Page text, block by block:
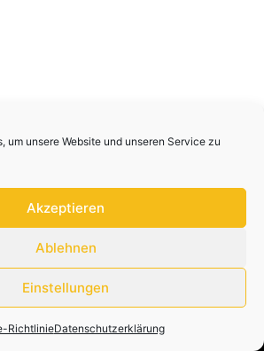
um unsere Website und unseren Service zu
Akzeptieren
Ablehnen
Einstellungen
RichtlinieDatenschutzerklärung